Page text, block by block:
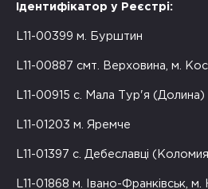
Ідентифікатор у Реєстрі:
L11-00399 м. Бурштин
L11-00887 смт. Верховина, м.
L11-00915 с. Мала Тур'я (Долина)
L11-01203 м. Яремче
L11-01397 с. Дебеславці
L11-01868 м. Івано-Франківськ, м.